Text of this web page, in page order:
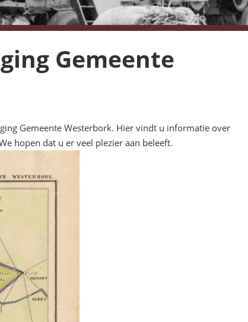
Gemeente
Gemeente Westerbork. Hier vindt u informatie over
hopen dat u er veel plezier aan beleeft.